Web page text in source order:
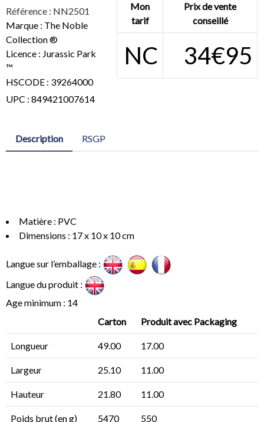
Référence : NN2501
Marque : The Noble
Collection ®
Licence : Jurassic Park
™
HSCODE : 39264000
UPC : 849421007614
Mon
tarif
Prix de vente
conseillé
NC 34€95
Description RSGP
Matière : PVC
Dimensions : 17 x 10 x 10 cm
Langue sur l’emballage :
Langue du produit :
Age minimum : 14
Carton
Produit avec Packaging
Longueur 49.00 17.00
Largeur 25.10 11.00
Hauteur 21.80 11.00
Poids brut (en g) 5470 550